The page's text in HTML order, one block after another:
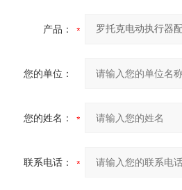
产品：
您的单位：
您的姓名：
联系电话：